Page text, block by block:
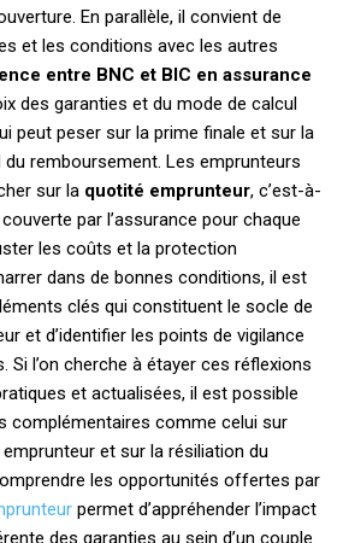
En parallèle, il convient de
et les conditions avec les autres
entre BNC et BIC en assurance
des garanties et du mode de calcul
peut peser sur la prime finale et sur la
remboursement. Les emprunteurs
sur la quotité emprunteur, c’est-à-
par l’assurance pour chaque
les coûts et la protection
dans de bonnes conditions, il est
clés qui constituent le socle de
et d’identifier les points de vigilance
Si l’on cherche à étayer ces réflexions
et actualisées, il est possible
complémentaires comme celui sur
et sur la résiliation du
les opportunités offertes par
permet d’appréhender l’impact
des garanties au sein d’un couple